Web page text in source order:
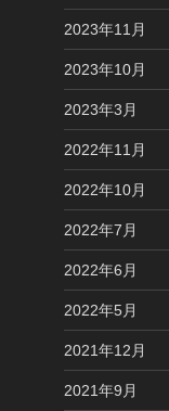
2023年11月
2023年10月
2023年3月
2022年11月
2022年10月
2022年7月
2022年6月
2022年5月
2021年12月
2021年9月